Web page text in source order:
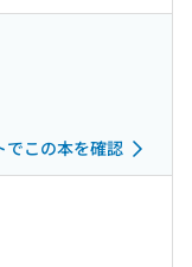
でこの本を確認